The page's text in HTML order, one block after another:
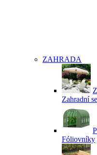
ZAHRADA
Zahradní
Fóliovníky